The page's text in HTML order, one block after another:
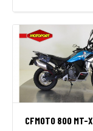
CFMOTO 800 MT-X